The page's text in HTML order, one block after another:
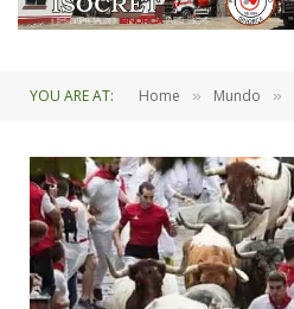
YOU ARE AT: Home » Mundo »